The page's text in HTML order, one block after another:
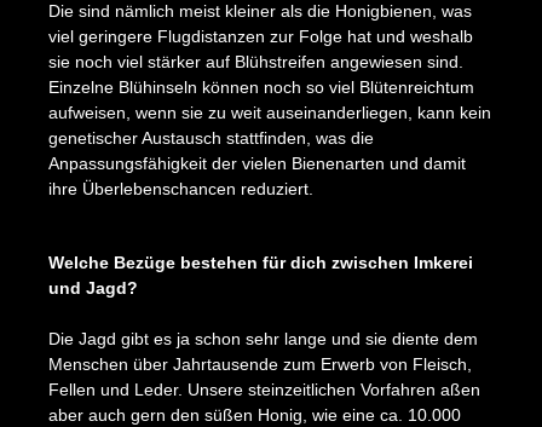
Die sind nämlich meist kleiner als die Honigbienen, was
viel geringere Flugdistanzen zur Folge hat und weshalb
sie noch viel stärker auf Blühstreifen angewiesen sind.
Einzelne Blühinseln können noch so viel Blütenreichtum
aufweisen, wenn sie zu weit auseinanderliegen, kann kein
genetischer Austausch stattfinden, was die
Anpassungsfähigkeit der vielen Bienenarten und damit
ihre Überlebenschancen reduziert.
Welche Bezüge bestehen für dich zwischen Imkerei
und Jagd?
Die Jagd gibt es ja schon sehr lange und sie diente dem
Menschen über Jahrtausende zum Erwerb von Fleisch,
Fellen und Leder. Unsere steinzeitlichen Vorfahren aßen
aber auch gern den süßen Honig, wie eine ca. 10.000